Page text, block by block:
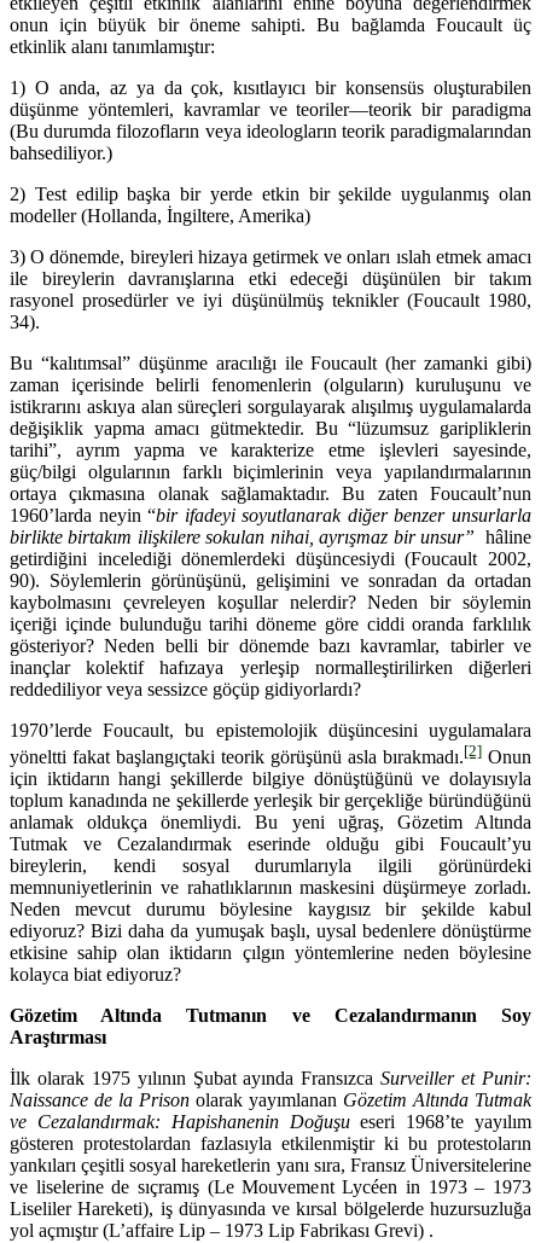
onun için büyük bir öneme sahipti. Bu bağlamda Foucault üç
etkinlik alanı tanımlamıştır:
1) O anda, az ya da çok, kısıtlayıcı bir konsensüs oluşturabilen
düşünme yöntemleri, kavramlar ve teoriler—teorik bir paradigma
(Bu durumda filozofların veya ideologların teorik paradigmalarından
bahsediliyor.)
2) Test edilip başka bir yerde etkin bir şekilde uygulanmış olan
modeller (Hollanda, İngiltere, Amerika)
3) O dönemde, bireyleri hizaya getirmek ve onları ıslah etmek amacı
ile bireylerin davranışlarına etki edeceği düşünülen bir takım
rasyonel prosedürler ve iyi düşünülmüş teknikler (Foucault 1980,
34).
Bu “kalıtımsal” düşünme aracılığı ile Foucault (her zamanki gibi)
zaman içerisinde belirli fenomenlerin (olguların) kuruluşunu ve
istikrarını askıya alan süreçleri sorgulayarak alışılmış uygulamalarda
değişiklik yapma amacı gütmektedir. Bu “lüzumsuz garipliklerin
tarihi”, ayrım yapma ve karakterize etme işlevleri sayesinde,
güç/bilgi olgularının farklı biçimlerinin veya yapılandırmalarının
ortaya çıkmasına olanak sağlamaktadır. Bu zaten Foucault’nun
1960’larda neyin “bir ifadeyi soyutlanarak diğer benzer unsurlarla
birlikte birtakım ilişkilere sokulan nihai, ayrışmaz bir unsur” hâline
getirdiğini incelediği dönemlerdeki düşüncesiydi (Foucault 2002,
90). Söylemlerin görünüşünü, gelişimini ve sonradan da ortadan
kaybolmasını çevreleyen koşullar nelerdir? Neden bir söylemin
içeriği içinde bulunduğu tarihi döneme göre ciddi oranda farklılık
gösteriyor? Neden belli bir dönemde bazı kavramlar, tabirler ve
inançlar kolektif hafızaya yerleşip normalleştirilirken diğerleri
reddediliyor veya sessizce göçüp gidiyorlardı?
1970’lerde Foucault, bu epistemolojik düşüncesini uygulamalara
yöneltti fakat başlangıçtaki teorik görüşünü asla bırakmadı.[2] Onun
için iktidarın hangi şekillerde bilgiye dönüştüğünü ve dolayısıyla
toplum kanadında ne şekillerde yerleşik bir gerçekliğe büründüğünü
anlamak oldukça önemliydi. Bu yeni uğraş, Gözetim Altında
Tutmak ve Cezalandırmak eserinde olduğu gibi Foucault’yu
bireylerin, kendi sosyal durumlarıyla ilgili görünürdeki
memnuniyetlerinin ve rahatlıklarının maskesini düşürmeye zorladı.
Neden mevcut durumu böylesine kaygısız bir şekilde kabul
ediyoruz? Bizi daha da yumuşak başlı, uysal bedenlere dönüştürme
etkisine sahip olan iktidarın çılgın yöntemlerine neden böylesine
kolayca biat ediyoruz?
Gözetim Altında Tutmanın ve Cezalandırmanın Soy
Araştırması
İlk olarak 1975 yılının Şubat ayında FransızcaSurveiller et Punir:
Naissance de la Prison olarak yayımlanan Gözetim Altında Tutmak
ve Cezalandırmak: Hapishanenin Doğuşueseri 1968’te yayılım
gösteren protestolardan fazlasıyla etkilenmiştir ki bu protestoların
yankıları çeşitli sosyal hareketlerin yanı sıra, Fransız Üniversitelerine
ve liselerine de sıçramış (Le Mouvement Lycéen in 1973 – 1973
Liseliler Hareketi), iş dünyasında ve kırsal bölgelerde huzursuzluğa
yol açmıştır (L’affaire Lip – 1973 Lip Fabrikası Grevi) .